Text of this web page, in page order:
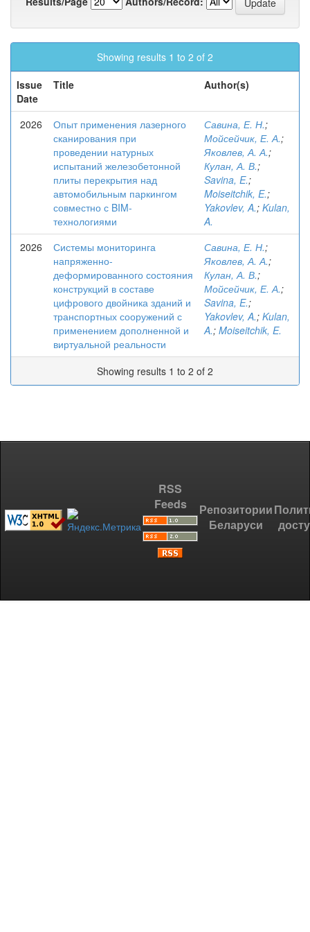
Showing results 1 to 2 of 2
Issue
Date
Title Author(s)
2026
Опыт применения лазерного
сканирования при
проведении натурных
испытаний железобетонной
плиты перекрытия над
автомобильным паркингом
совместно с BIM-
технологиями
Савина, Е. Н.;
Мойсейчик, Е. А.;
Яковлев, А. А.;
Кулан, А. В.;
Savina, E.;
Moiseitchik, E.;
Yakovlev, A.; Kulan,
A.
2026
Системы мониторинга
напряженно-
деформированного состояния
конструкций в составе
цифрового двойника зданий и
транспортных сооружений с
применением дополненной и
виртуальной реальности
Савина, Е. Н.;
Яковлев, А. А.;
Кулан, А. В.;
Мойсейчик, Е. А.;
Savina, E.;
Yakovlev, A.; Kulan,
A.; Moiseitchik, E.
Showing results 1 to 2 of 2
RSS
Feeds
Репозитории
Беларуси